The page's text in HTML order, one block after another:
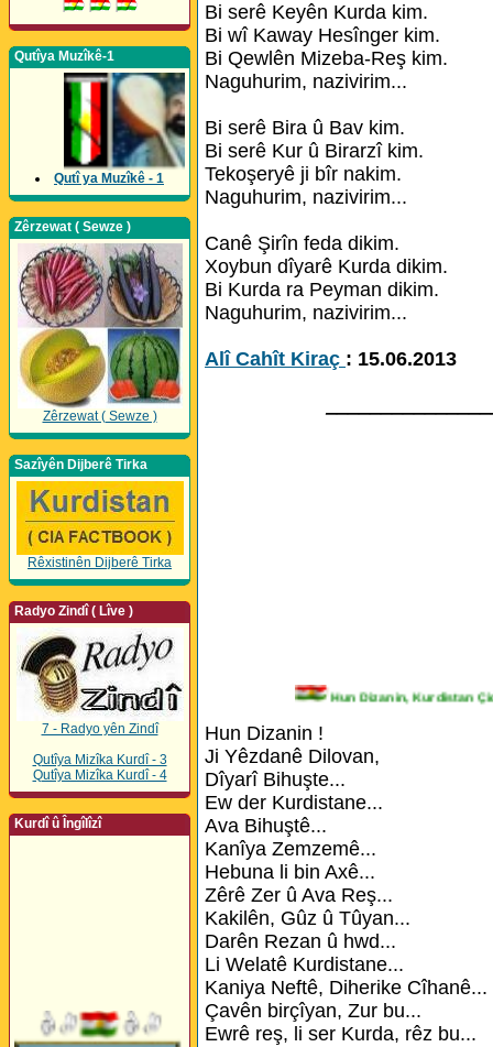
Qutîya Muzîkê-1
Qutî ya Muzîkê - 1
Zêrzewat ( Sewze )
Zêrzewat ( Sewze )
Sazîyên Dijberê Tirka
Rêxistinên Dijberê Tirka
Radyo Zindî ( Lîve )
7 - Radyo yên Zindî
Qutîya Mizîka Kurdî - 3
Qutîya Mizîka Kurdî - 4
Kurdî û Îngîlîzî
Bi serê Keyên Kurda kim.
Bi wî Kaway Hesînger kim.
Bi Qewlên Mizeba-Reş kim.
Naguhurim, nazivirim...
Bi serê Bira û Bav kim.
Bi serê Kur û Birarzî kim.
Tekoşeryê ji bîr nakim.
Naguhurim, nazivirim...
Canê Şirîn feda dikim.
Xoybun dîyarê Kurda dikim.
Bi Kurda ra Peyman dikim.
Naguhurim, nazivirim...
Alî Cahît Kiraç : 15.06.2013
Hun Dizanin,
Hun Dizanin !
Ji Yêzdanê Dilovan,
Dîyarî Bihuşte...
Ew der Kurdistane...
Ava Bihuştê...
Kanîya Zemzemê...
Hebuna li bin Axê...
Zêrê Zer û Ava Reş...
Kakilên, Gûz û Tûyan...
Darên Rezan û hwd...
Li Welatê Kurdistane...
Kaniya Neftê, Diherike Cîhanê...
Çavên birçîyan, Zur bu...
Ewrê reş, li ser Kurda, rêz bu...